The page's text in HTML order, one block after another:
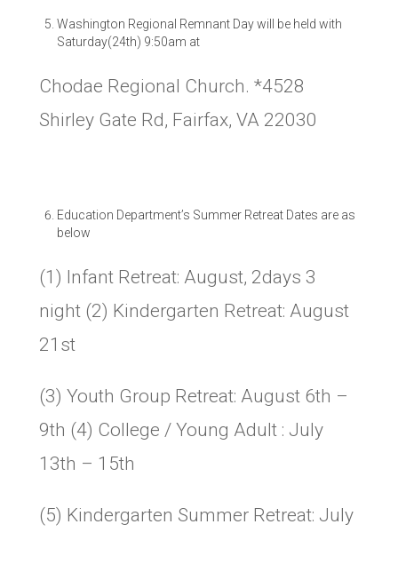
Washington Regional Remnant Day will be held with
Saturday(24th) 9:50am at
Chodae Regional Church. *4528
Shirley Gate Rd, Fairfax, VA 22030
Education Department’s Summer Retreat Dates are as
below
(1) Infant Retreat: August, 2days 3
night (2) Kindergarten Retreat: August
21st
(3) Youth Group Retreat: August 6th –
9th (4) College / Young Adult : July
13th – 15th
(5) Kindergarten Summer Retreat: July